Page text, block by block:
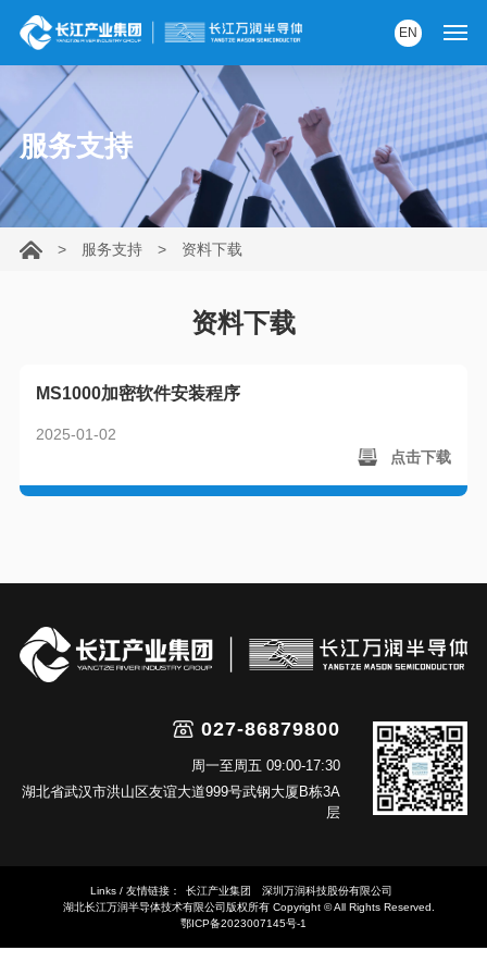
首页
产品中心
解决方案
服务支持
党建园地
EN
服务支持
> 服务支持> 资料下载
资料下载
MS1000加密软件安装程序
2025-01-02
点击下载
027-86879800
周一至周五 09:00-17:30
湖北省武汉市洪山区友谊大道999号武钢大厦B栋3A
层
Links / 友情链接： 长江产业集团
深圳万润科技股份有限公司
湖北长江万润半导体技术有限公司版权所有 Copyright © All Rights Reserved.
鄂ICP备2023007145号-1